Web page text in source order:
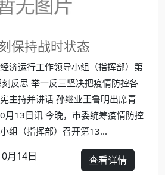
保持战时状态
济运行工作领导小组（指挥部）第
反思 举一反三坚决把疫情防控各
主持并讲话 孙继业王鲁明出席青
月13日讯 今晚，市委统筹疫情防控
组（指挥部）召开第13...
月14日 查看详情